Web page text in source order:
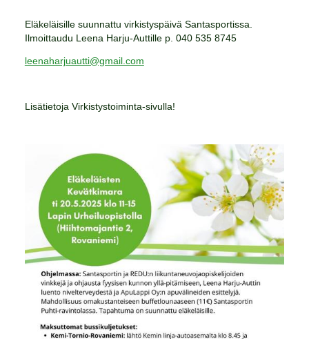
Eläkeläisille suunnattu virkistyspäivä Santasportissa.
Ilmoittaudu Leena Harju-Auttille p. 040 535 8745
leenaharjuautti@gmail.com
Lisätietoja Virkistystoiminta-sivulla!